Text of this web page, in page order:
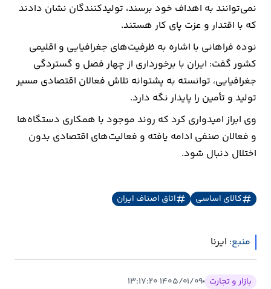
نمی‌توانند به اهداف خود برسند، تولیدکنندگان نشان دادند
که با اقتدار و عزت پای کار هستند.
نوده فراهانی با اشاره به ظرفیت‌های جغرافیایی و اقلیمی
کشور گفت: ایران با برخورداری از چهار فصل و گستردگی
جغرافیایی، توانسته به پشتوانه تلاش فعالان اقتصادی مسیر
تولید و تأمین را پایدار نگه دارد.
وی ابراز امیدواری کرد که روند موجود با همکاری دستگاه‌ها
و فعالان صنفی ادامه یافته و فعالیت‌های اقتصادی بدون
اختلال دنبال شود.
کالای اساسی اتاق اصناف ایران
منبع: ایرنا
بازار و تجارت ۱۴۰۵/۰۱/۰۹ ۱۳:۱۷:۲۰